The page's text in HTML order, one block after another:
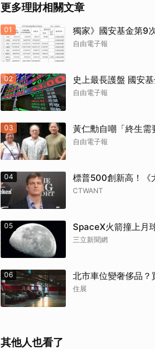
更多理財相關文章
01 獨家》國安基金第9
自由電子報
02 史上最長護盤 國安
自由電子報
03 黃仁勳自嘲「終生
自由電子報
04 標普500創新高！《
CTWANT
05 SpaceX火箭撞上月
三立新聞網
06 北市車位變奢侈品
住展
其他人也看了